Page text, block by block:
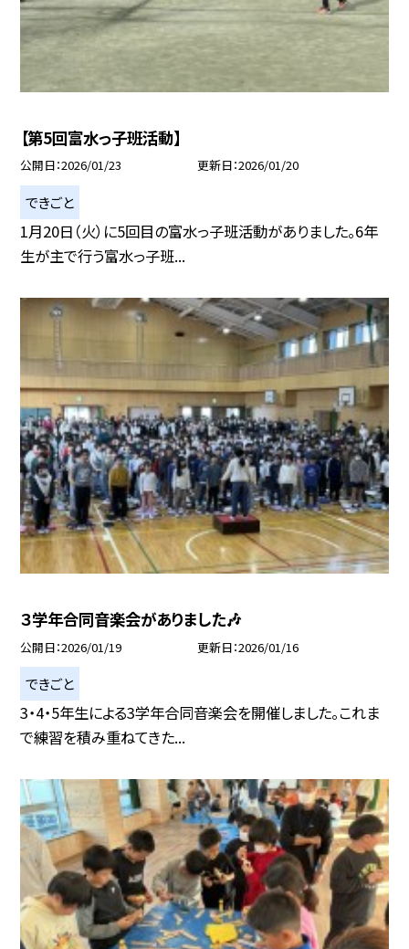
【第5回富水っ子班活動】
公開日 2026/01/23 更新日 2026/01/20
できごと
1月20日（火）に5回目の富水っ子班活動がありました。6年
生が主で行う富水っ子班...
３学年合同音楽会がありました🎶
公開日 2026/01/19 更新日 2026/01/16
できごと
3・4・5年生による3学年合同音楽会を開催しました。これま
で練習を積み重ねてきた...